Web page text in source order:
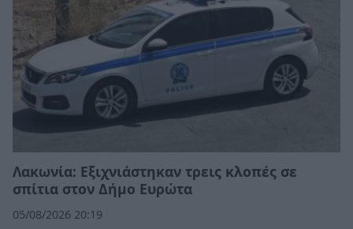
Λακωνία: Εξιχνιάστηκαν τρεις κλοπές σε
σπίτια στον Δήμο Ευρώτα
05/08/2026 20:19